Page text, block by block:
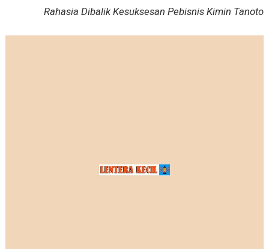
Rahasia Dibalik Kesuksesan Pebisnis Kimin Tanoto